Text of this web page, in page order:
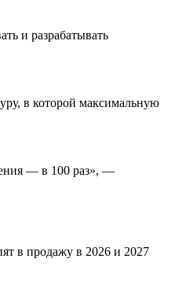
и разрабатывать
в которой максимальную
— в 100 раз», —
в продажу в 2026 и 2027